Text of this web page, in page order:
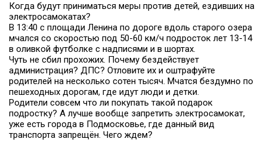
Когда будут приниматься меры против детей, ездивших на
электросамокатах?
В 13:40 с площади Ленина по дороге вдоль старого озера
мчался со скоростью под 50-60 км/ч подросток лет 13-14
в оливкой футболке с надписями и в шортах.
Чуть не сбил прохожих. Почему бездействует
администрация? ДПС? Отловите их и оштрафуйте
родителей на несколько сотен тысяч. Мчатся бездумно по
пешеходных дорогам, где идут люди и детки.
Родители совсем что ли покупать такой подарок
подростку? А лучше вообще запретить электросамокат,
уже есть города в Подмосковье, где данный вид
транспорта запрещён. Чего ждем?